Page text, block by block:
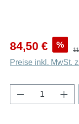
Verkaufspreis:
84,50 € %
Preise inkl. MwSt.
Produkt